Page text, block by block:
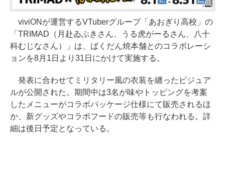
viviONが運営するVTuberグループ「あおぎり高校」の
「TRIMAD（月赴ゐぶきさん、うる虎がーるさん、八十
科むじなさん）」は、ばくだん焼本舗とのコラボレーシ
ョンを8月1日より31日にかけて実施する。
発表に合わせてミリタリー風の衣装を纏ったビジュア
ルが公開された。期間中は3名が味やトッピングを考案
したメニューがコラボパッケージ仕様にて販売されるほ
か、新グッズやコラボフードの販売等も行なわれる。詳
細は後日予定となっている。